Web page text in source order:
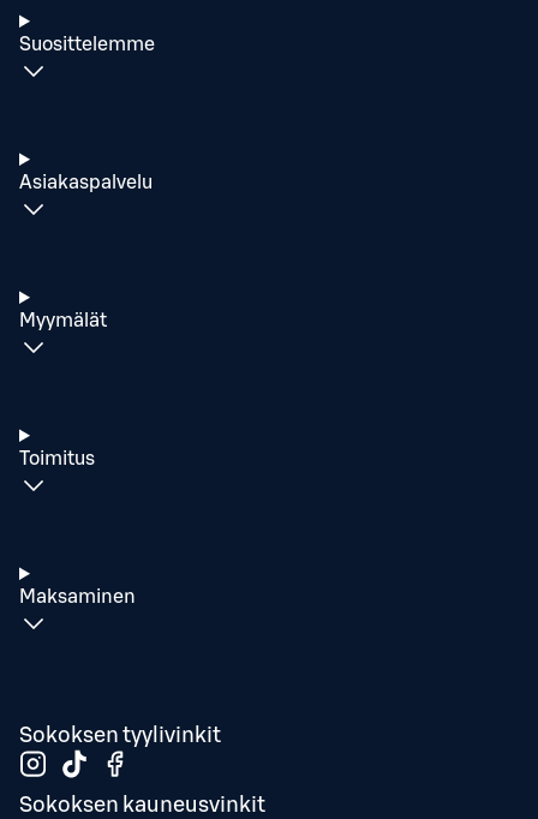
Suosittelemme
Asiakaspalvelu
Myymälät
Toimitus
Maksaminen
Sokoksen tyylivinkit
Sokoksen kauneusvinkit